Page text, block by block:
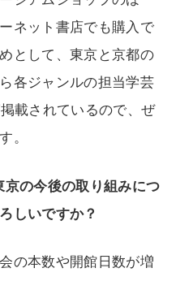
ネット書店でも購入で
として、東京と京都の
各ジャンルの担当学芸
載されているので、ぜ
。
の今後の取り組みにつ
しいですか？
の本数や開館日数が増